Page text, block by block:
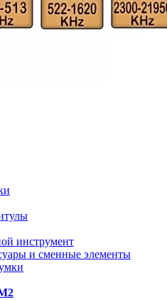
инструмент
и сменные элементы